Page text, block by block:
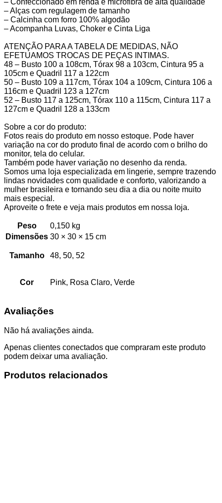
– Confeccionado em renda e microfibra de alta qualidade
– Alças com regulagem de tamanho
– Calcinha com forro 100% algodão
– Acompanha Luvas, Choker e Cinta Liga
ATENÇÃO PARA A TABELA DE MEDIDAS, NÃO
EFETUAMOS TROCAS DE PEÇAS INTIMAS.
48 – Busto 100 a 108cm, Tórax 98 a 103cm, Cintura 95 a
105cm e Quadril 117 a 122cm
50 – Busto 109 a 117cm, Tórax 104 a 109cm, Cintura 106 a
116cm e Quadril 123 a 127cm
52 – Busto 117 a 125cm, Tórax 110 a 115cm, Cintura 117 a
127cm e Quadril 128 a 133cm
Sobre a cor do produto:
Fotos reais do produto em nosso estoque. Pode haver
variação na cor do produto final de acordo com o brilho do
monitor, tela do celular.
Também pode haver variação no desenho da renda.
Somos uma loja especializada em lingerie, sempre trazendo
lindas novidades com qualidade e conforto, valorizando a
mulher brasileira e tornando seu dia a dia ou noite muito
mais especial.
Aproveite o frete e veja mais produtos em nossa loja.
Peso
0,150 kg
Dimensões 30 × 30 × 15 cm
Tamanho 48, 50, 52
Cor Pink, Rosa Claro, Verde
Avaliações
Não há avaliações ainda.
Apenas clientes conectados que compraram este produto
podem deixar uma avaliação.
Produtos relacionados